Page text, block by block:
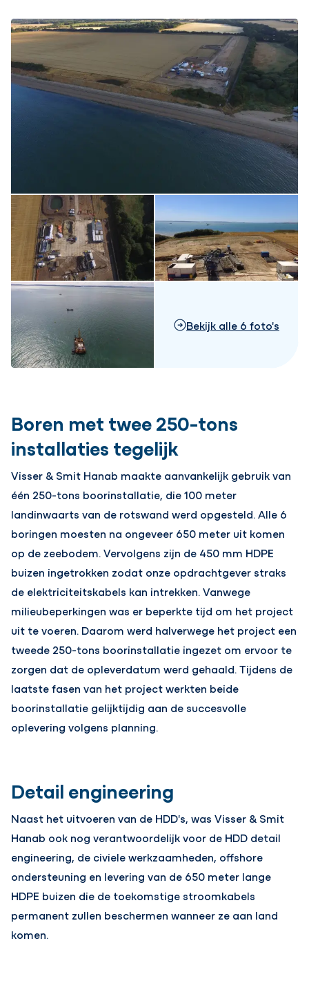
Bekijk alle 6 foto's
Boren met twee 250-tons
installaties tegelijk
Visser & Smit Hanab maakte aanvankelijk gebruik van
één 250-tons boorinstallatie, die 100 meter
landinwaarts van de rotswand werd opgesteld. Alle 6
boringen moesten na ongeveer 650 meter uit komen
op de zeebodem. Vervolgens zijn de 450 mm HDPE
buizen ingetrokken zodat onze opdrachtgever straks
de elektriciteitskabels kan intrekken. Vanwege
milieubeperkingen was er beperkte tijd om het project
uit te voeren. Daarom werd halverwege het project een
tweede 250-tons boorinstallatie ingezet om ervoor te
zorgen dat de opleverdatum werd gehaald. Tijdens de
laatste fasen van het project werkten beide
boorinstallatie gelijktijdig aan de succesvolle
oplevering volgens planning.
Detail engineering
Naast het uitvoeren van de HDD's, was Visser & Smit
Hanab ook nog verantwoordelijk voor de HDD detail
engineering, de civiele werkzaamheden, offshore
ondersteuning en levering van de 650 meter lange
HDPE buizen die de toekomstige stroomkabels
permanent zullen beschermen wanneer ze aan land
komen.